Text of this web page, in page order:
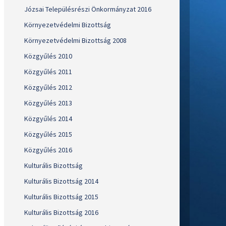
Józsai Településrészi Önkormányzat 2016
Környezetvédelmi Bizottság
Környezetvédelmi Bizottság 2008
Közgyűlés 2010
Közgyűlés 2011
Közgyűlés 2012
Közgyűlés 2013
Közgyűlés 2014
Közgyűlés 2015
Közgyűlés 2016
Kulturális Bizottság
Kulturális Bizottság 2014
Kulturális Bizottság 2015
Kulturális Bizottság 2016